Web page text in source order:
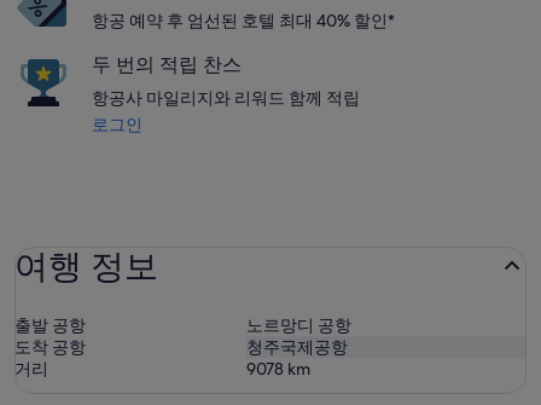
항공 예약 후 엄선된 호텔 최대 40% 할인*
두 번의 적립 찬스
항공사 마일리지와 리워드 함께 적립
로그인
여행 정보
출발 공항
노르망디 공항
도착 공항
청주국제공항
거리
9078 km